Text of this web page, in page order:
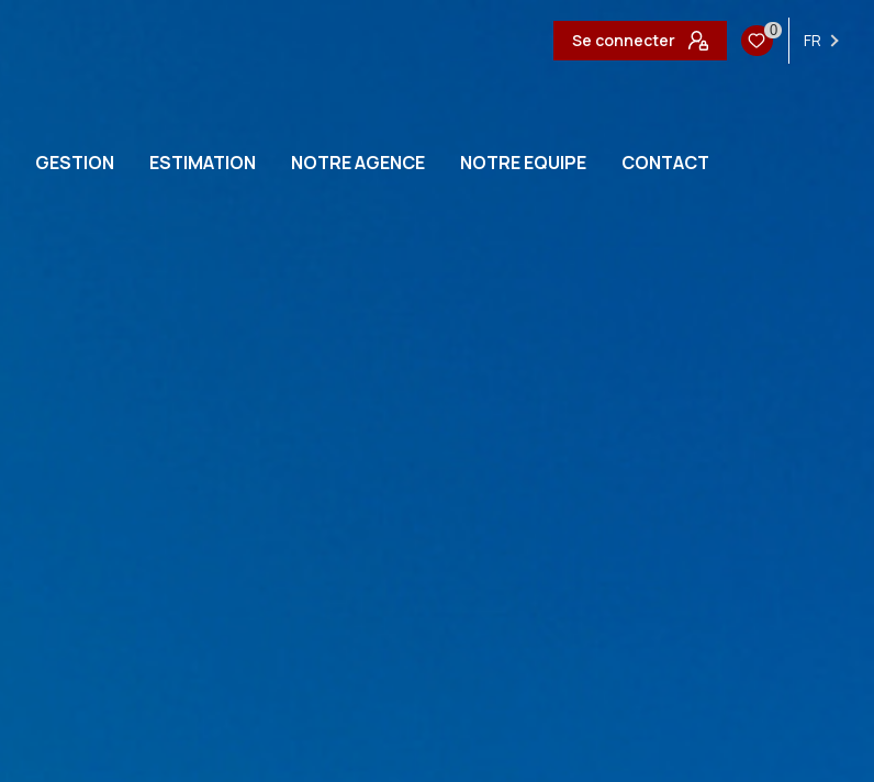
Se connecter 0 FR
GESTION ESTIMATION NOTRE AGENCE NOTRE EQUIPE CONTACT